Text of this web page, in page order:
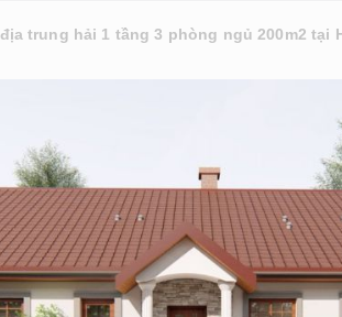
trung hải 1 tầng 3 phòng ngủ 200m2 tại